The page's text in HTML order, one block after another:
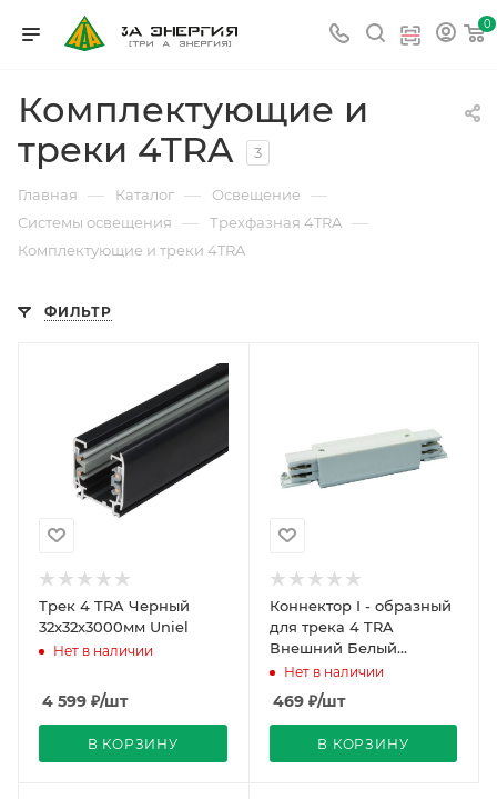
0
Комплектующие и
треки 4TRA
3
Главная — Каталог — Освещение —
Системы освещения — Трехфазная 4TRA —
Комплектующие и треки 4TRA
ФИЛЬТР
Трек 4 TRA Черный
32х32х3000мм Uniel
Нет в наличии
4 599 ₽/шт
В КОРЗИНУ
Коннектор I - образный
для трека 4 TRA
Внешний Белый
100х32мм Uniel
Нет в наличии
469₽/шт
В КОРЗИНУ